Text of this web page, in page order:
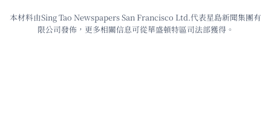
本材料由Sing Tao Newspapers San Francisco Ltd.代表星島新聞集團有
限公司發佈，更多相關信息可從華盛頓特區司法部獲得。